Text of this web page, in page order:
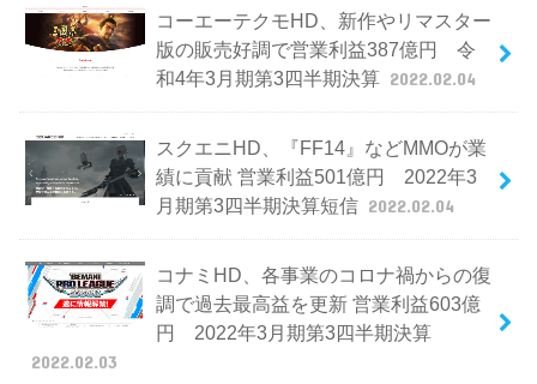
コーエーテクモHD、新作やリマスター
版の販売好調で営業利益387億円 令
和4年3月期第3四半期決算 2022.02.04
スクエニHD、『FF14』などMMOが業
績に貢献 営業利益501億円 2022年3
月期第3四半期決算短信 2022.02.04
コナミHD、各事業のコロナ禍からの復
調で過去最高益を更新 営業利益603億
円 2022年3月期第3四半期決算
2022.02.03